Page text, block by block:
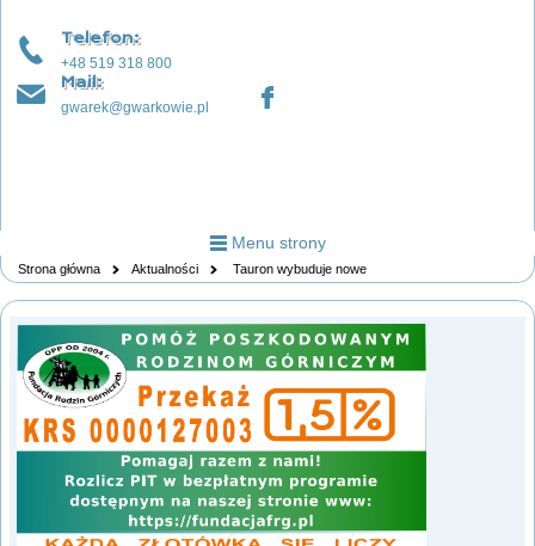
Telefon:
+48 519 318 800
Mail:
gwarek@gwarkowie.pl
Menu strony
Strona główna Aktualności Tauron wybuduje nowe